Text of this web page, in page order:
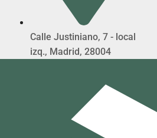
Calle Justiniano, 7 - local
izq., Madrid, 28004